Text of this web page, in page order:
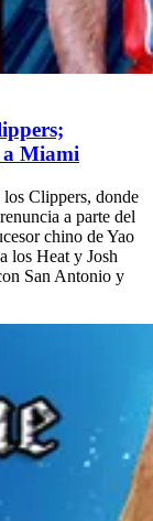
Miami
Clippers, donde
a parte del
chino de Yao
los Heat y Josh
San Antonio y